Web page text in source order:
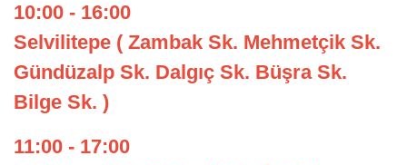
10:00 - 16:00
Selvilitepe ( Zambak Sk. Mehmetçik Sk.
Gündüzalp Sk. Dalgıç Sk. Büşra Sk.
Bilge Sk. )
11:00 - 17:00